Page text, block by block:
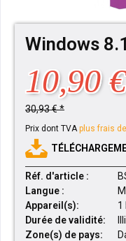
Windows
10,90
30,93 € *
Prix dont TVAplus frais
Réf. d'article :
Langue :
Appareil(s):
1
Durée de validité:
Zone(s) de pays: